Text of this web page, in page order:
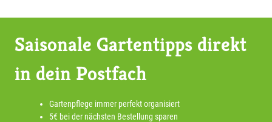
Saisonale Gartentipps direkt
in dein Postfach
Gartenpflege immer perfekt organisiert
5€ bei der nächsten Bestellung sparen